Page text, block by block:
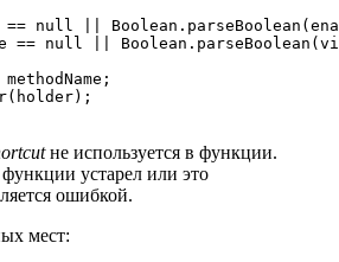
== null ||
== null ||
не используется в функции.
устарел или это
ошибкой.
мест: